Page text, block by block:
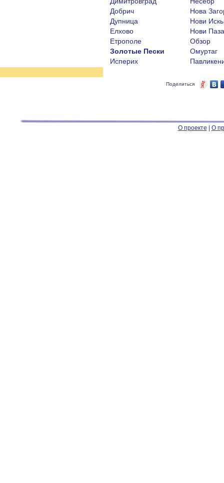
Добрич
Дупница
Елхово
Етрополе
Золотые Пески
Исперих
Нова
Нови
Нови
Обзор
Омуртаг
Поделиться
О проекте О